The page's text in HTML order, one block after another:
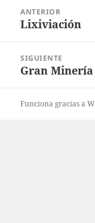
entradas
ANTERIOR
Entrada
Lixiviación
SIGUIENTE
Entrada
Gran Minería
Funciona gracias a